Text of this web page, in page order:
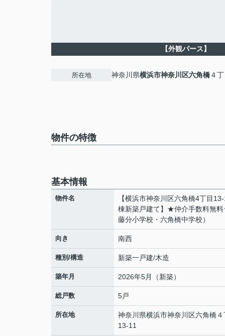
【外観パース】
所在地 神奈川県横浜市神奈川区六角橋４
物件の特徴
基本情報
物件名
【横浜市神奈川区六角橋4丁目
棟新築戸建て】★仲介手数料無
藤分小学校・六角橋中学校）
向き 南西
種別/構造 新築一戸建/木造
築年月 2026年5月（新築）
総戸数 5戸
所在地 神奈川県横浜市神奈川区六角橋
13-11